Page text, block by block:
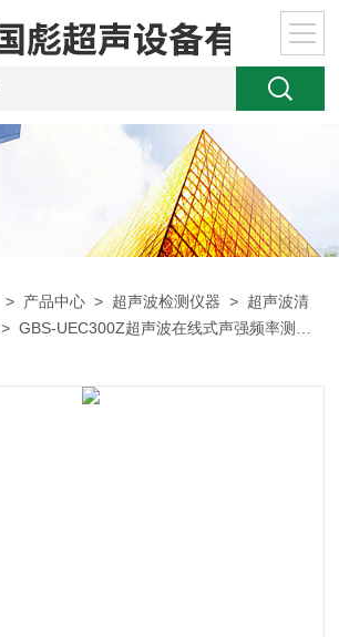
> 产品中心 > 超声波检测仪器 > 超声波清
> GBS-UEC300Z超声波在线式声强频率测量